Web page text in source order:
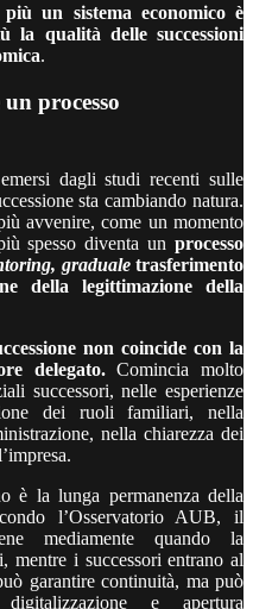
più un sistema economico è
la qualità delle successioni
.
processo
dagli studi recenti sulle
sta cambiando natura.
avvenire, come un momento
spesso diventa un processo
gradualetrasferimento
della legittimazione della
non coincide con la
delegato.Comincia molto
successori, nelle esperienze
dei ruoli familiari, nella
nella chiarezza dei
è la lunga permanenza della
l’Osservatorio AUB, il
mediamente quando la
mentre i successori entrano al
garantire continuità, ma può
e apertura